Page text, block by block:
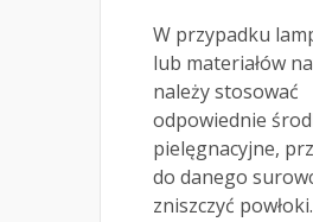
W przypadku
lub materiałów
należy stosować
odpowiednie
pielęgnacyjne,
do danego
zniszczyć